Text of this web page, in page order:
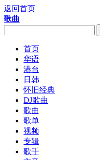
返回首页
歌曲
首页
华语
港台
日韩
怀旧经典
DJ歌曲
歌曲
歌单
视频
专辑
歌手